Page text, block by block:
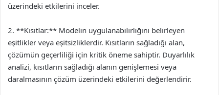
üzerindeki etkilerini inceler.
2. **Kısıtlar:** Modelin uygulanabilirliğini belirleyen
eşitlikler veya eşitsizliklerdir. Kısıtların sağladığı alan,
çözümün geçerliliği için kritik öneme sahiptir. Duyarlılık
analizi, kısıtların sağladığı alanın genişlemesi veya
daralmasının çözüm üzerindeki etkilerini değerlendirir.